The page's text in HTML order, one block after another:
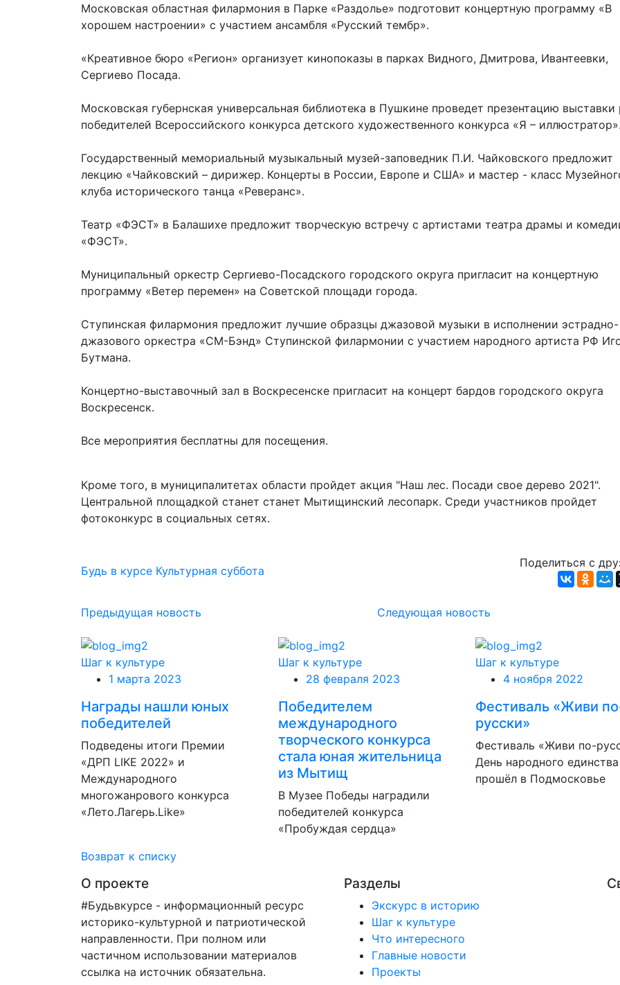
Московская областная филармония в Парке «Раздолье» подготовит концертную программу «В
хорошем настроении» с участием ансамбля «Русский тембр».
«Креативное бюро «Регион» организует кинопоказы в парках Видного, Дмитрова, Ивантеевки,
Сергиево Посада.
Московская губернская универсальная библиотека в Пушкине проведет презентацию выставки
победителей Всероссийского конкурса детского художественного конкурса «Я – иллюстратор».
Государственный мемориальный музыкальный музей-заповедник П.И. Чайковского предложит
лекцию «Чайковский – дирижер. Концерты в России, Европе и США» и мастер - класс
клуба исторического танца «Реверанс».
Театр «ФЭСТ» в Балашихе предложит творческую встречу с артистами театра драмы и
«ФЭСТ».
Муниципальный оркестр Сергиево-Посадского городского округа пригласит на концертную
программу «Ветер перемен» на Советской площади города.
Ступинская филармония предложит лучшие образцы джазовой музыки в исполнении эстрадно-
джазового оркестра «СМ-Бэнд» Ступинской филармонии с участием народного артиста РФ
Бутмана.
Концертно-выставочный зал в Воскресенске пригласит на концерт бардов городского округа
Воскресенск.
Все мероприятия бесплатны для посещения.
Кроме того, в муниципалитетах области пройдет акция "Наш лес. Посади свое дерево 2021".
Центральной площадкой станет станет Мытищинский лесопарк. Среди участников пройдет
фотоконкурс в социальных сетях.
Будь в курсе Культурная суббота
Поделиться с
Предыдущая новость Следующая новость
Шаг к культуре
1 марта 2023
Награды нашли юных
победителей
Подведены итоги Премии
«ДРП LIKE 2022» и
Международного
многожанрового конкурса
«Лето.Лагерь.Like»
Шаг к культуре
28 февраля 2023
Победителем
международного
творческого конкурса
стала юная жительница
из Мытищ
В Музее Победы наградили
победителей конкурса
«Пробуждая сердца»
Шаг к культуре
4 ноября 2022
Фестиваль «Живи
русски»
Фестиваль «Живи по-
День народного единства
прошёл в Подмосковье
Возврат к списку
О проекте
#Будьвкурсе - информационный ресурс
историко-культурной и патриотической
направленности. При полном или
частичном использовании материалов
ссылка на источник обязательна.
Разделы
Экскурс в историю
Шаг к культуре
Что интересного
Главные новости
Проекты